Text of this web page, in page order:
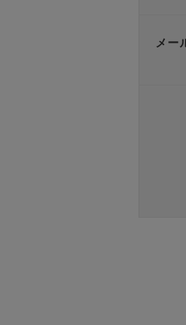
メー